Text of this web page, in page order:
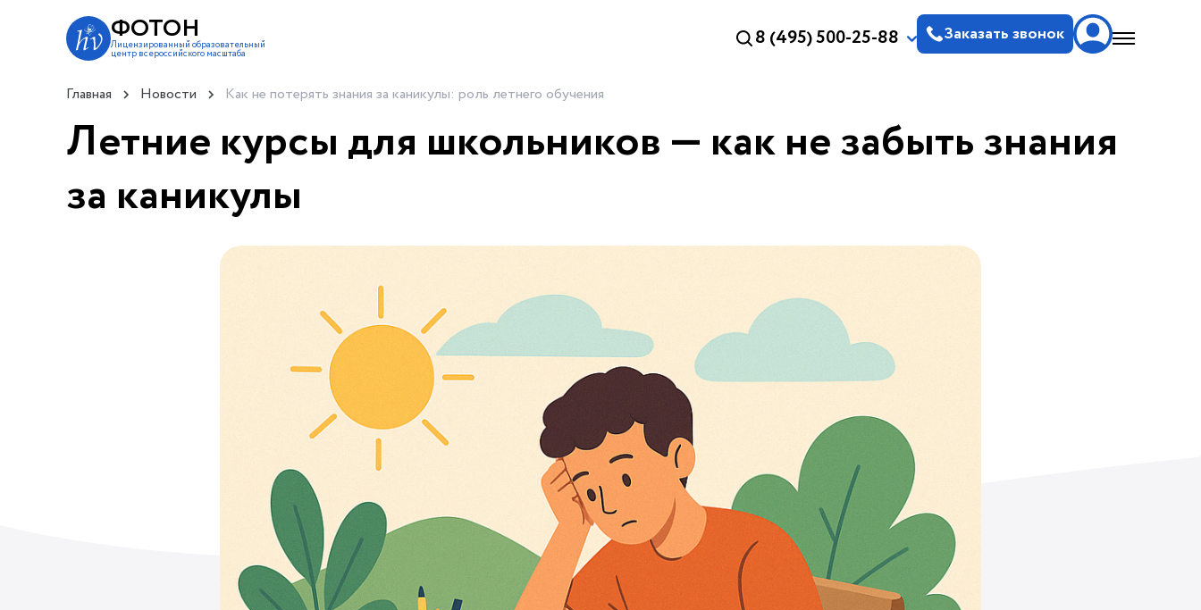
ФОТОН
Лицензированный образовательный
центр всероссийского масштаба
8 (495) 500-25-88 Заказать звонок
Главная Новости Как не потерять знания за каникулы: роль летнего обучения
Летние курсы для школьников — как не забыть знания
за каникулы